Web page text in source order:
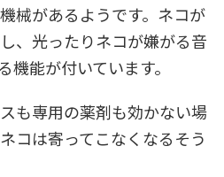
械があるようです。ネコが
、光ったりネコが嫌がる音
機能が付いています。
も専用の薬剤も効かない場
コは寄ってこなくなるそう